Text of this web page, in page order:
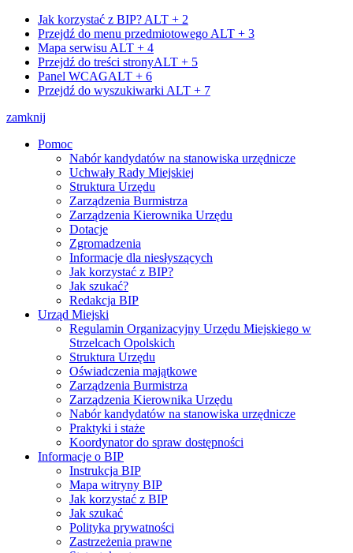
Jak korzystać z BIP? ALT + 2
Przejdź do menu przedmiotowego ALT + 3
Mapa serwisu ALT + 4
Przejdź do treści stronyALT + 5
Panel WCAGALT + 6
Przejdź do wyszukiwarki ALT + 7
zamknij
Pomoc
Nabór kandydatów na stanowiska urzędnicze
Uchwały Rady Miejskiej
Struktura Urzędu
Zarządzenia Burmistrza
Zarządzenia Kierownika Urzędu
Dotacje
Zgromadzenia
Informacje dla niesłyszących
Jak korzystać z BIP?
Jak szukać?
Redakcja BIP
Urząd Miejski
Regulamin Organizacyjny Urzędu Miejskiego w
Strzelcach Opolskich
Struktura Urzędu
Oświadczenia majątkowe
Zarządzenia Burmistrza
Zarządzenia Kierownika Urzędu
Nabór kandydatów na stanowiska urzędnicze
Praktyki i staże
Koordynator do spraw dostępności
Informacje o BIP
Instrukcja BIP
Mapa witryny BIP
Jak korzystać z BIP
Jak szukać
Polityka prywatności
Zastrzeżenia prawne